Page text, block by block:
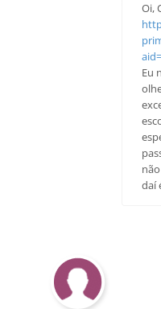
Oi,
Eu
daí